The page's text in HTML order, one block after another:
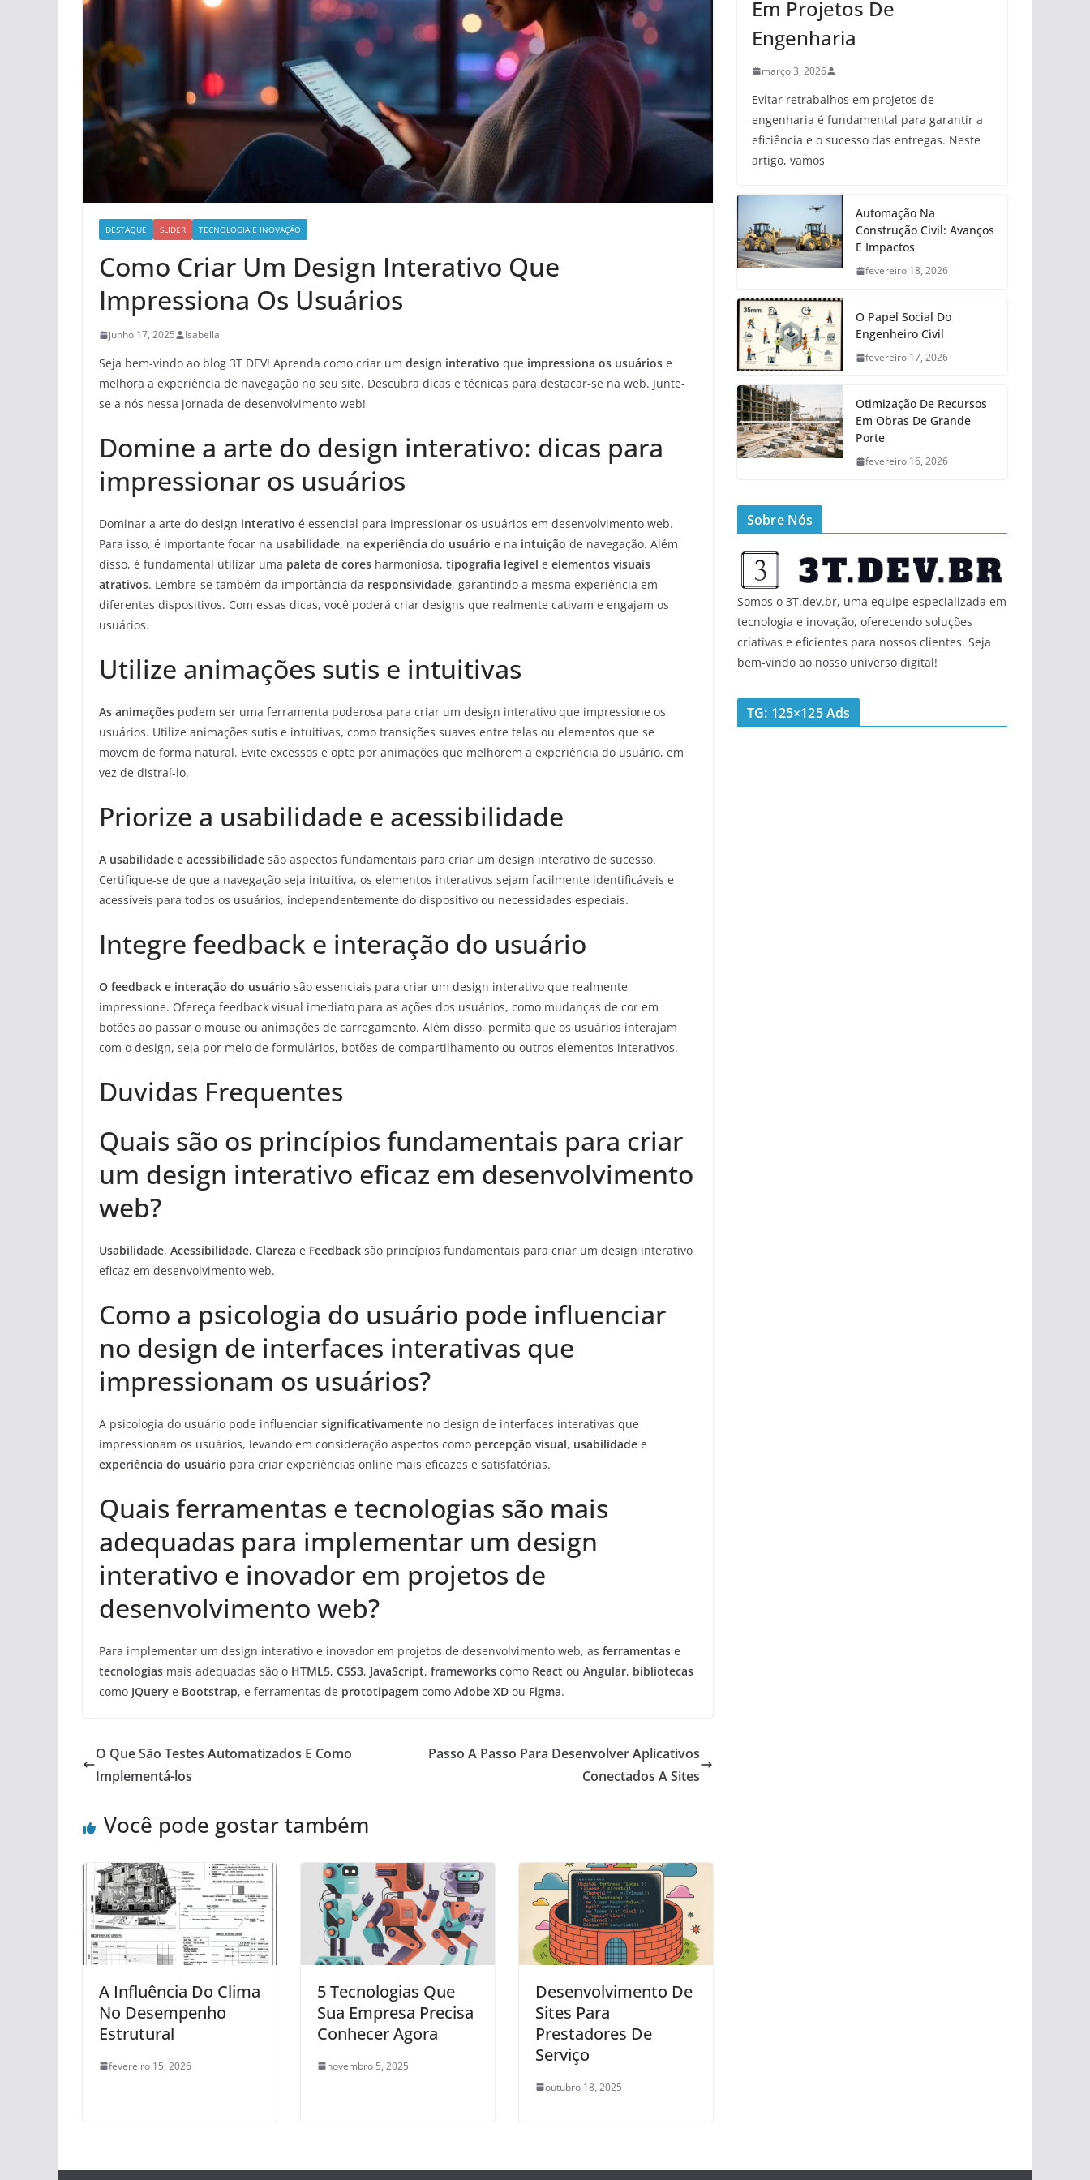
DESTAQUE SLIDER TECNOLOGIA E INOVAÇÃO
Como Criar Um Design Interativo Que
Impressiona Os Usuários
junho 17, 2025 Isabella
Seja bem-vindo ao blog 3T DEV! Aprenda como criar um design interativo que impressiona os usuários e
melhora a experiência de navegação no seu site. Descubra dicas e técnicas para destacar-se na web. Junte-
se a nós nessa jornada de desenvolvimento web!
Domine a arte do design interativo: dicas para
impressionar os usuários
Dominar a arte do design interativo é essencial para impressionar os usuários em desenvolvimento web.
Para isso, é importante focar na usabilidade, na experiência do usuário e na intuição de navegação. Além
disso, é fundamental utilizar uma paleta de cores harmoniosa, tipografia legível e elementos visuais
atrativos. Lembre-se também da importância da responsividade, garantindo a mesma experiência em
diferentes dispositivos. Com essas dicas, você poderá criar designs que realmente cativam e engajam os
usuários.
Utilize animações sutis e intuitivas
As animações podem ser uma ferramenta poderosa para criar um design interativo que impressione os
usuários. Utilize animações sutis e intuitivas, como transições suaves entre telas ou elementos que se
movem de forma natural. Evite excessos e opte por animações que melhorem a experiência do usuário, em
vez de distraí-lo.
Priorize a usabilidade e acessibilidade
A usabilidade e acessibilidade são aspectos fundamentais para criar um design interativo de sucesso.
Certifique-se de que a navegação seja intuitiva, os elementos interativos sejam facilmente identificáveis e
acessíveis para todos os usuários, independentemente do dispositivo ou necessidades especiais.
Integre feedback e interação do usuário
O feedback e interação do usuário são essenciais para criar um design interativo que realmente
impressione. Ofereça feedback visual imediato para as ações dos usuários, como mudanças de cor em
botões ao passar o mouse ou animações de carregamento. Além disso, permita que os usuários interajam
com o design, seja por meio de formulários, botões de compartilhamento ou outros elementos interativos.
Duvidas Frequentes
Quais são os princípios fundamentais para criar
um design interativo eficaz em desenvolvimento
web?
Usabilidade, Acessibilidade, Clareza e Feedback são princípios fundamentais para criar um design interativo
eficaz em desenvolvimento web.
Como a psicologia do usuário pode influenciar
no design de interfaces interativas que
impressionam os usuários?
A psicologia do usuário pode influenciar significativamente no design de interfaces interativas que
impressionam os usuários, levando em consideração aspectos como percepção visual, usabilidade e
experiência do usuário para criar experiências online mais eficazes e satisfatórias.
Quais ferramentas e tecnologias são mais
adequadas para implementar um design
interativo e inovador em projetos de
desenvolvimento web?
Para implementar um design interativo e inovador em projetos de desenvolvimento web, as ferramentas e
tecnologias mais adequadas são o HTML5, CSS3, JavaScript, frameworks como React ou Angular, bibliotecas
como JQuery e Bootstrap, e ferramentas de prototipagem como Adobe XD ou Figma.
O Que São Testes Automatizados E Como
Implementá-los
Passo A Passo Para Desenvolver Aplicativos
Conectados A Sites
Você pode gostar também
A Influência Do Clima
No Desempenho
Estrutural
fevereiro 15, 2026
5 Tecnologias Que
Sua Empresa Precisa
Conhecer Agora
novembro 5, 2025
Desenvolvimento De
Sites Para
Prestadores De
Serviço
outubro 18, 2025
Em Projetos De
Engenharia
março 3, 2026
Evitar retrabalhos em projetos de
engenharia é fundamental para garantir a
eficiência e o sucesso das entregas. Neste
artigo, vamos
Automação Na
Construção Civil: Avanços
E Impactos
fevereiro 18, 2026
O Papel Social Do
Engenheiro Civil
fevereiro 17, 2026
Otimização De Recursos
Em Obras De Grande
Porte
fevereiro 16, 2026
Sobre Nós
Somos o 3T.dev.br, uma equipe especializada em
tecnologia e inovação, oferecendo soluções
criativas e eficientes para nossos clientes. Seja
bem-vindo ao nosso universo digital!
TG: 125×125 Ads